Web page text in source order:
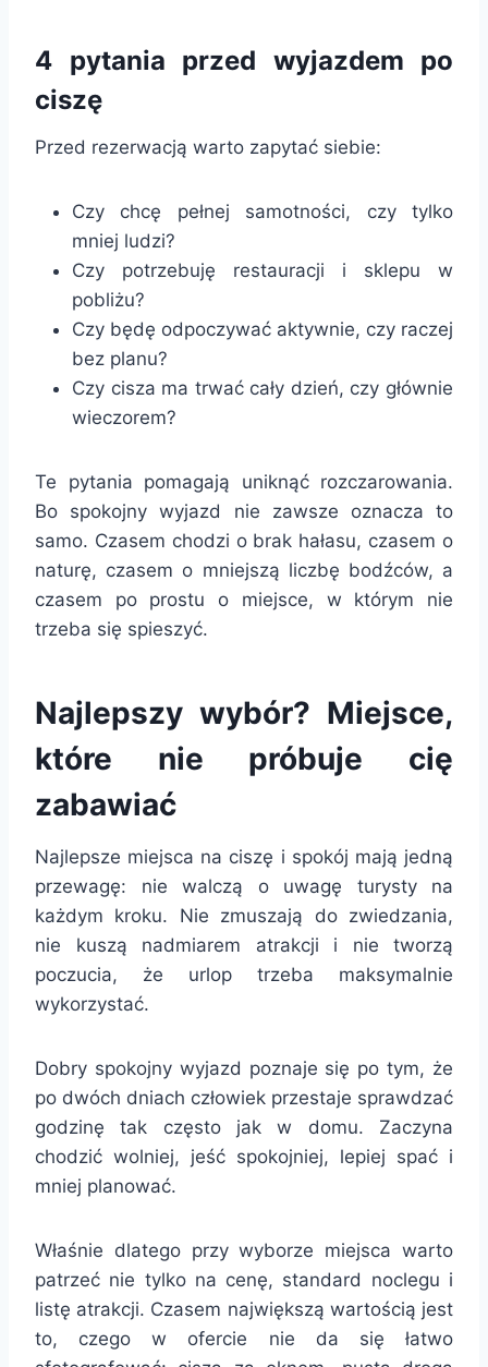
4 pytania przed wyjazdem po
ciszę
Przed rezerwacją warto zapytać siebie:
Czy chcę pełnej samotności, czy tylko
mniej ludzi?
Czy potrzebuję restauracji i sklepu w
pobliżu?
Czy będę odpoczywać aktywnie, czy raczej
bez planu?
Czy cisza ma trwać cały dzień, czy głównie
wieczorem?
Te pytania pomagają uniknąć rozczarowania.
Bo spokojny wyjazd nie zawsze oznacza to
samo. Czasem chodzi o brak hałasu, czasem o
naturę, czasem o mniejszą liczbę bodźców, a
czasem po prostu o miejsce, w którym nie
trzeba się spieszyć.
Najlepszy wybór? Miejsce,
które nie próbuje cię
zabawiać
Najlepsze miejsca na ciszę i spokój mają jedną
przewagę: nie walczą o uwagę turysty na
każdym kroku. Nie zmuszają do zwiedzania,
nie kuszą nadmiarem atrakcji i nie tworzą
poczucia, że urlop trzeba maksymalnie
wykorzystać.
Dobry spokojny wyjazd poznaje się po tym, że
po dwóch dniach człowiek przestaje sprawdzać
godzinę tak często jak w domu. Zaczyna
chodzić wolniej, jeść spokojniej, lepiej spać i
mniej planować.
Właśnie dlatego przy wyborze miejsca warto
patrzeć nie tylko na cenę, standard noclegu i
listę atrakcji. Czasem największą wartością jest
to, czego w ofercie nie da się łatwo